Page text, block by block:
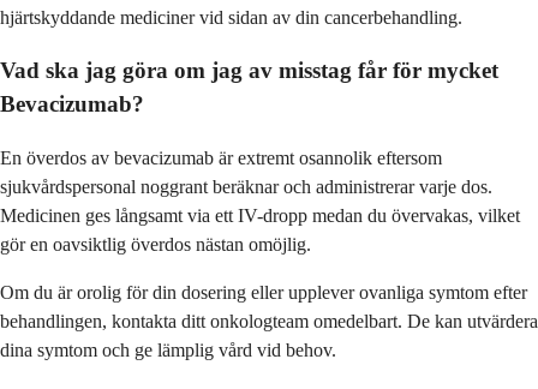
hjärtskyddande mediciner vid sidan av din cancerbehandling.
Vad ska jag göra om jag av misstag får för mycket
Bevacizumab?
En överdos av bevacizumab är extremt osannolik eftersom
sjukvårdspersonal noggrant beräknar och administrerar varje dos.
Medicinen ges långsamt via ett IV-dropp medan du övervakas, vilket
gör en oavsiktlig överdos nästan omöjlig.
Om du är orolig för din dosering eller upplever ovanliga symtom efter
behandlingen, kontakta ditt onkologteam omedelbart. De kan utvärdera
dina symtom och ge lämplig vård vid behov.